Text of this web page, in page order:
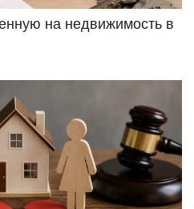
на недвижимость в